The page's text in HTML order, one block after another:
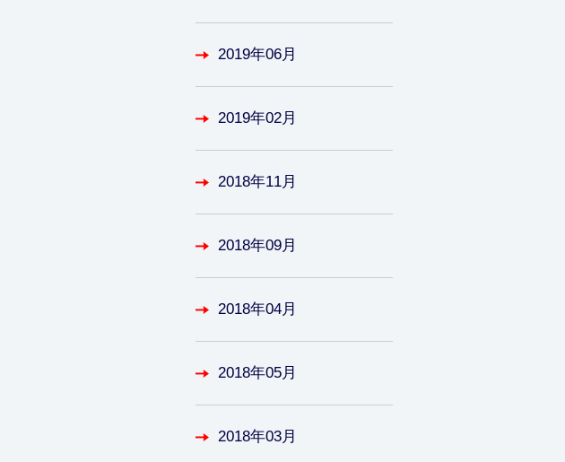
2019年06月
2019年02月
2018年11月
2018年09月
2018年04月
2018年05月
2018年03月